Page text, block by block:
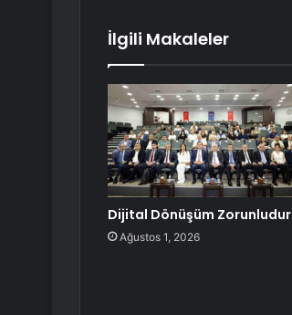
İlgili Makaleler
Dijital Dönüşüm Zorunludur
Ağustos 1, 2026